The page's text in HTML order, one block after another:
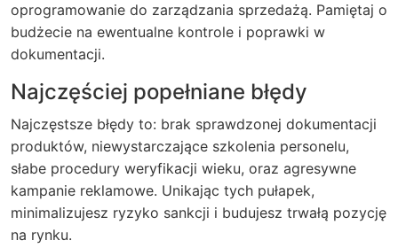
oprogramowanie do zarządzania sprzedażą. Pamiętaj o
budżecie na ewentualne kontrole i poprawki w
dokumentacji.
Najczęściej popełniane błędy
Najczęstsze błędy to: brak sprawdzonej dokumentacji
produktów, niewystarczające szkolenia personelu,
słabe procedury weryfikacji wieku, oraz agresywne
kampanie reklamowe. Unikając tych pułapek,
minimalizujesz ryzyko sankcji i budujesz trwałą pozycję
na rynku.